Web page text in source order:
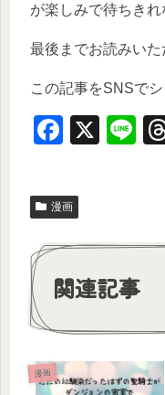
が楽しみで待ちきれ
最後までお読みい
この記事をSNSでシ
F
c
e
b
o
o
k
X
Li
漫画
関連記事
漫画